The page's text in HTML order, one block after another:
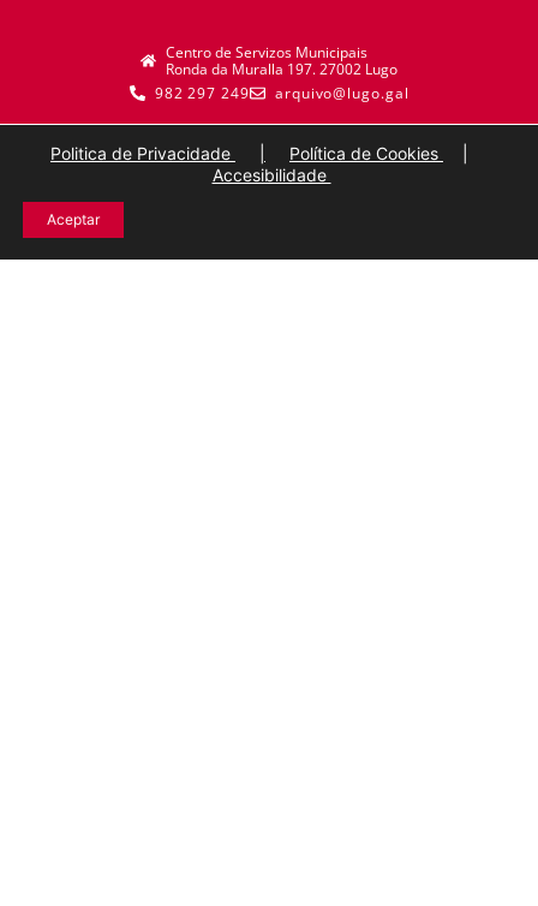
Centro de Servizos Municipais
Ronda da Muralla 197. 27002 Lugo
982 297 249
arquivo@lugo.gal
Politica de Privacidade Política de Cookies
Accesibilidade
Aceptar